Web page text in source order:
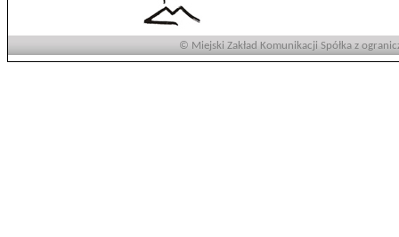
© Miejski Zakład Komunikacji Spółka z